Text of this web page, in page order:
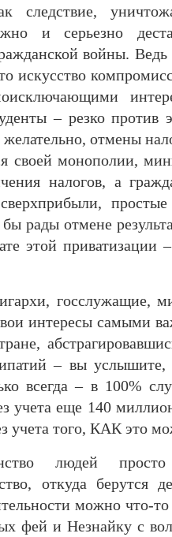
следствие,
и серьезно
войны.
искусство
– резко против
отмены
своей монополии,
налогов, а
рады отмене
этой приватизации
госслужащие,
интересы самыми
– вы
всегда – в 100%
учета еще 140
учета того, КАК это
людей
откуда берутся
можно что-
фей и Незнайку с